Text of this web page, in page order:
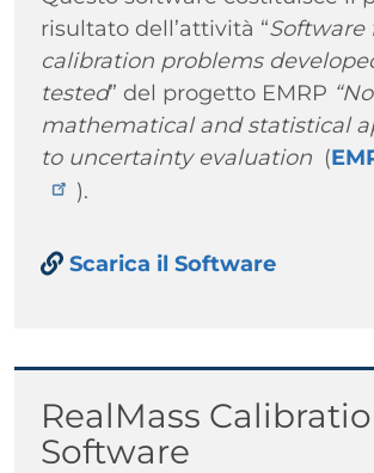
risultato dell’attività “Software
calibration problems
tested” del progetto EMRP
mathematical and statistical
to uncertainty evaluation (
).
Paragrafo
LinksScarica il Software
Titolo
RealMass
Software